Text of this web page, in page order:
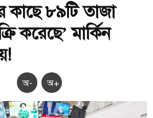
কাছে ৮৯টি তাজা
করেছে’ মার্কিন
অ- অ+